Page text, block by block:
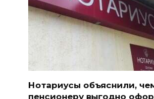
Нотариусы объяснили,
пенсионеру выгодно